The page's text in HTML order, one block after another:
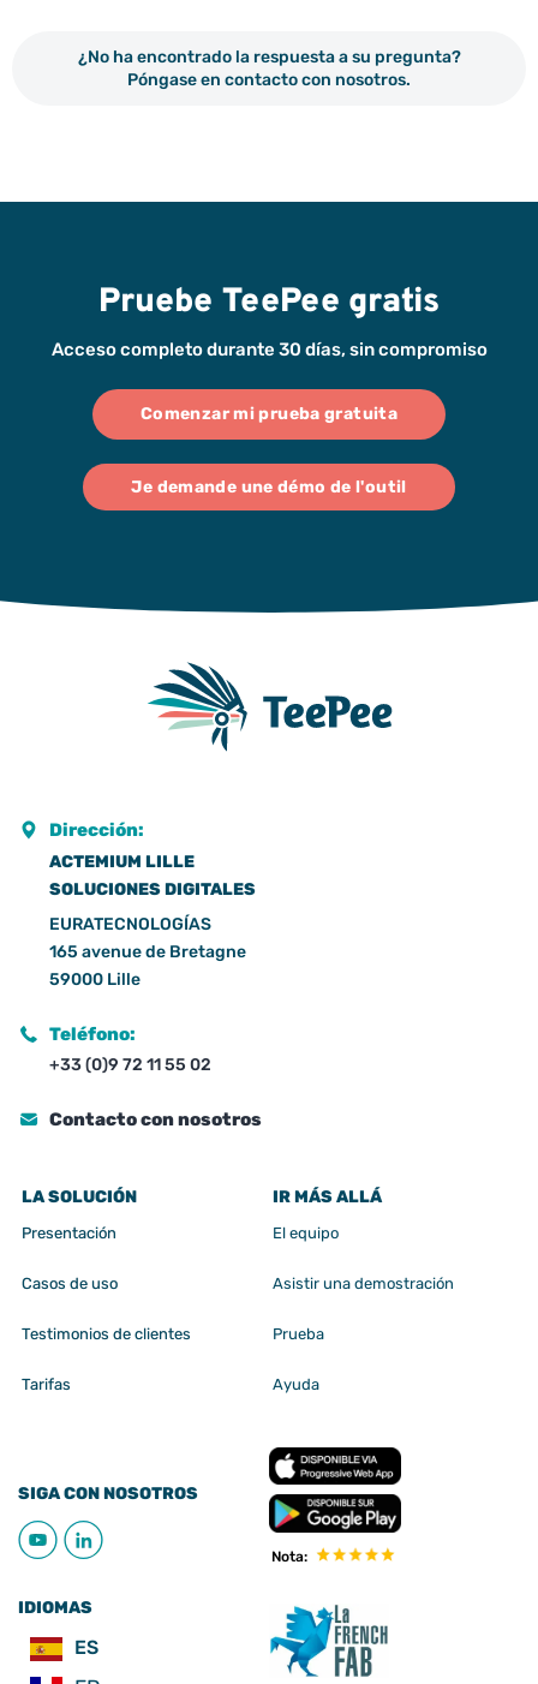
¿No ha encontrado la respuesta a su pregunta?
Póngase en contacto con nosotros.
Pruebe TeePee gratis
Acceso completo durante 30 días, sin compromiso
Comenzar mi prueba gratuita
Je demande une démo de l'outil
Dirección:
ACTEMIUM LILLE
SOLUCIONES DIGITALES
EURATECNOLOGÍAS
165 avenue de Bretagne
59000 Lille
Teléfono:
+33 (0)9 72 11 55 02
Contacto con nosotros
LA SOLUCIÓN
Presentación
Casos de uso
Testimonios de clientes
Tarifas
IR MÁS ALLÁ
El equipo
Asistir una demostración
Prueba
Ayuda
SIGA CON NOSOTROS
IDIOMAS
ES
Nota: